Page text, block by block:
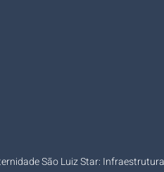
São Luiz Star: